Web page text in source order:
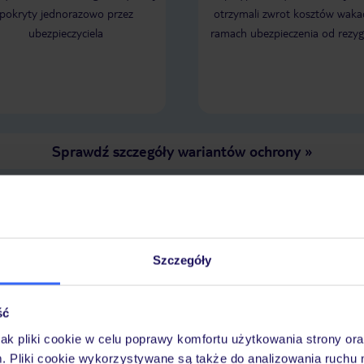
Szczegóły
pliki cookie w celu poprawy komfortu użytkowania strony
Pliki cookie wykorzystywane są także do analizowania ruchu
Brudna , kamienista z resztkami
wyrzuconymi przez morze. Leżaki
ohydnie brudne. Nie polecam tego
pokryty jednorazowo przez
ubezpieczyciela
otrzymali zwrot kosztów
ramach ubezpieczenia od
Sprawdź szczegóły wariantów ochrony»
NAJNIŻSZYCH CEN